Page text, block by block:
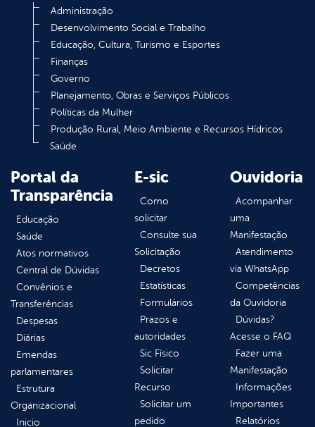
Administração
Desenvolvimento Social e Trabalho
Educação, Cultura, Turismo e Esportes
Finanças
Governo
Planejamento, Obras e Serviços Públicos
Políticas da Mulher
Produção Rural, Meio Ambiente e Recursos Hídricos
Saúde
Portal da
Transparência
Educação
Saúde
Atos normativos
Central de Dúvidas
Convênios e
Transferências
Despesas
Diárias
Emendas
parlamentares
Estrutura
Organizacional
Inicio
E-sic
Como
solicitar
Consulte sua
Solicitação
Decretos
Estatísticas
Formulários
Prazos e
autoridades
Sic Físico
Solicitar
Recurso
Solicitar um
pedido
Ouvidoria
Acompanhar
uma
Manifestação
Atendimento
via WhatsApp
Competências
da Ouvidoria
Dúvidas?
Acesse o FAQ
Fazer uma
Manifestação
Informações
Importantes
Relatórios